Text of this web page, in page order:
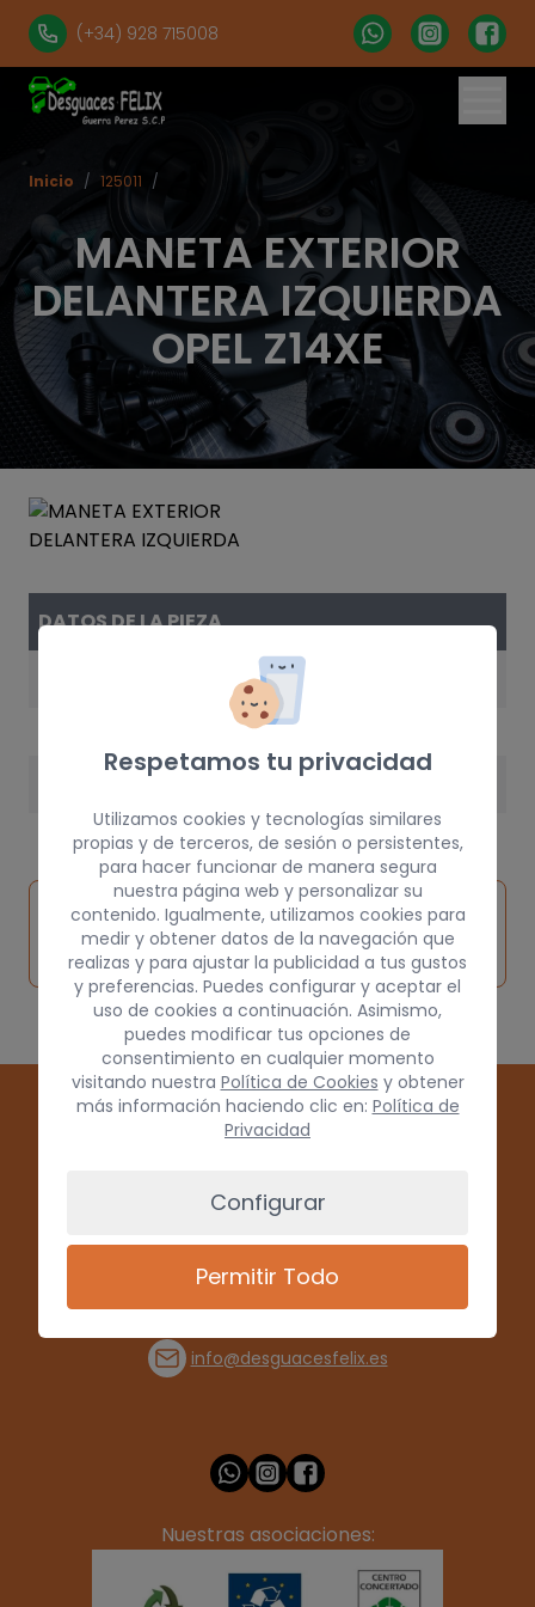
(+34) 928 715008
MANETA EXTERIOR
DELANTERA IZQUIERDA
OPEL Z14XE
Inicio / 125011 /
DATOS DE LA PIEZA
Inspeccionar
vehículo de
origen
Solicitar
pieza
Consultar
por
(+34) 928 715008
info@desguacesfelix.es
Nuestras asociaciones:
Respetamos tu privacidad
Utilizamos cookies y tecnologías similares
propias y de terceros, de sesión o persistentes,
para hacer funcionar de manera segura
nuestra página web y personalizar su
contenido. Igualmente, utilizamos cookies para
medir y obtener datos de la navegación que
realizas y para ajustar la publicidad a tus gustos
y preferencias. Puedes configurar y aceptar el
uso de cookies a continuación. Asimismo,
puedes modificar tus opciones de
consentimiento en cualquier momento
visitando nuestra Política de Cookies y obtener
más información haciendo clic en: Política de
Privacidad
Configurar
Permitir Todo